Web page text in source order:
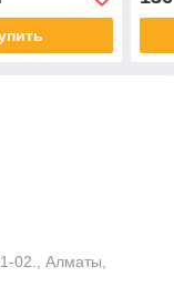
02., Алматы,